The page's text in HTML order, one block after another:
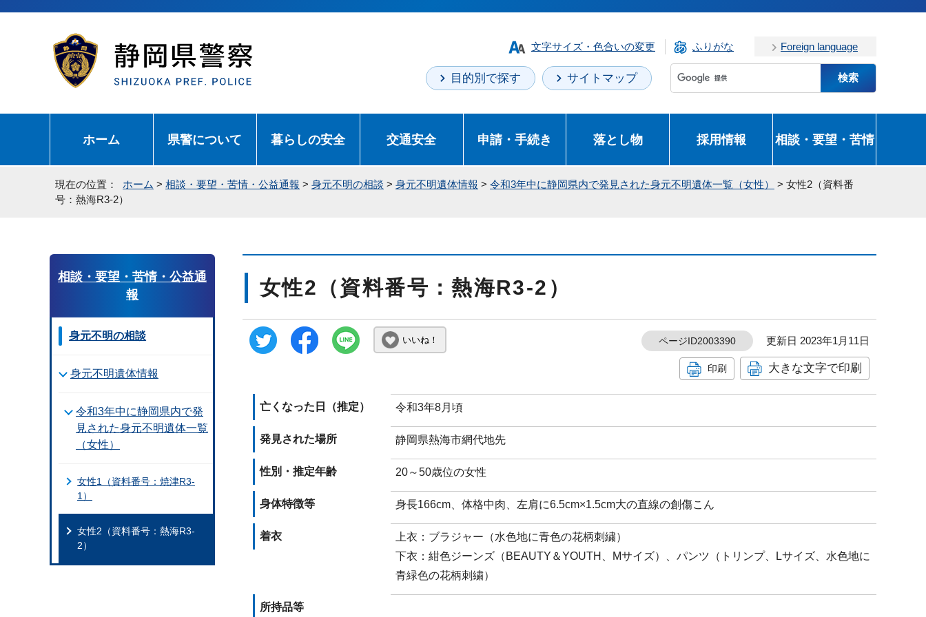
文字サイズ・色合いの変更 ふりがな Foreign language
目的別で探す サイトマップ
ホーム 県警について 暮らしの安全 交通安全 申請・手続き 落とし物 採用情報 相談・要望・苦情
現在の位置： ホーム > 相談・要望・苦情・公益通報 > 身元不明の相談 > 身元不明遺体情報 > 令和3年中に静岡県内で発見された身元不明遺体一覧（女性）
> 女性2（資料番
号：熱海R3-2）
女性2（資料番号：熱海R3-2）
いいね！ ページID2003390 更新日 2023年1月11日
印刷 大きな文字で印刷
亡くなった日（推定） 令和3年8月頃
発見された場所 静岡県熱海市網代地先
性別・推定年齢 20～50歳位の女性
身体特徴等 身長166cm、体格中肉、左肩に6.5cm×1.5cm大の直線の創傷こん
着衣
上衣：ブラジャー（水色地に青色の花柄刺繍）
下衣：紺色ジーンズ（BEAUTY＆YOUTH、Mサイズ）、パンツ（トリンプ、Lサイズ、水色地に
青緑色の花柄刺繍）
所持品等
相談・要望・苦情・公益通
報
身元不明の相談
身元不明遺体情報
令和3年中に静岡県内で発
見された身元不明遺体一覧
（女性）
女性1（資料番号：焼津R3-
1）
女性2（資料番号：熱海R3-
2）